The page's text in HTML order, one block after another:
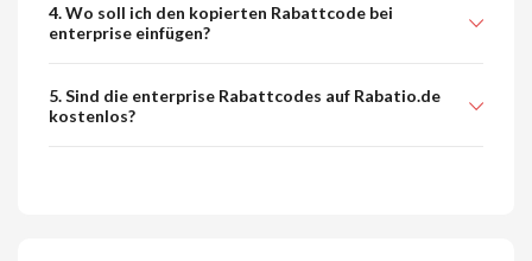
4. Wo soll ich den kopierten Rabattcode bei
enterprise einfügen?
5. Sind die enterprise Rabattcodes auf Rabatio.de
kostenlos?